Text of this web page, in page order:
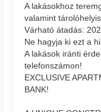
A lakásokhoz
valamint
Várható átadás:
Ne hagyja ki ezt a
A lakások iránti
telefonszámon!
EXCLUSIVE
BANK!